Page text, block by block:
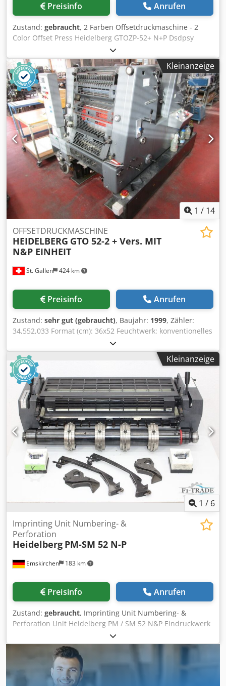
Preisinfo Anrufen
Zustand: gebraucht, 2 Farben Offsetdruckmaschine - 2
Color Offset Press Heidelberg GTOZP-52+ N+P Dsdpsy
Ndhkjfx Anmsck 2 Color Offset Press Heidelberg GTOZP-
52+ N+P Year 1992 - Serial-No. 707612N Size max. 360 x
520mm Impressions 53 Mio. Dampening System Alcolor
with Baldwin Plus Version - Imprint Unit Numbering &
Perforation Wendung 2 Perfecting 2/0 - Manuals Included
Online-Video-Inspection by WhatsApp - MS Zoom -
Telegram On Stock Emskirchen/Nürnberg - Available
Immediately - Can be test
Kleinanzeige
1 / 14
St. Gallen 424 km
OFFSETDRUCKMASCHINE
HEIDELBERG GTO 52-2 + Vers. MIT
N&P EINHEIT
Preisinfo Anrufen
Zustand: sehr gut (gebraucht), Baujahr: 1999, Zähler:
34,552,033 Format (cm): 36x52 Feuchtwerk: konventionelles
Feuchtwerk Ausrüstung / weitere Angaben: Djdpfxsyrfz As
Anmjck mit N&P (Nummerier und Perforiereinheit)
Kleinanzeige
1 / 6
Emskirchen 183 km
Imprinting Unit Numbering- &
Perforation
Heidelberg PM-SM 52 N-P
Preisinfo Anrufen
Zustand: gebraucht, Imprinting Unit Numbering- &
Perforation Unit Heidelberg PM / SM 52 N&P Eindruckwerk
mit Nummerier- & Perforiereinrichtung / Imprinting Unit
Numbering- & Perforation Unit Heidelberg PM / SM 52 N&P
Year 2001 - SN. 361748 Eindruckwerk / Imprinting Unit
Nummerierwelle mit 4 Sitzringen / Numbering shaft with 4
mounting rings Dedpfsx Uz Tzsx Anmsck 2 Perforierarme /